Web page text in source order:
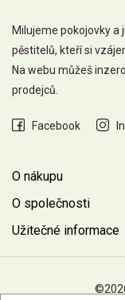
Milujeme pokojovky a
pěstitelů, kteří si
Na webu můžeš
prodejců.
Facebook
O nákupu
O společnosti
Užitečné informace